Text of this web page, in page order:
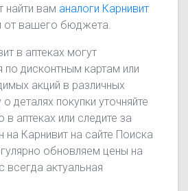
найти вам аналоги Карнивит
от вашего бюджета.
в аптеках могут
по дисконтным картам или
акций в различных
деталях покупки уточняйте
в аптеках или следите за
на Карнивит на сайте Поиска
обновляем цены на
всегда актуальная